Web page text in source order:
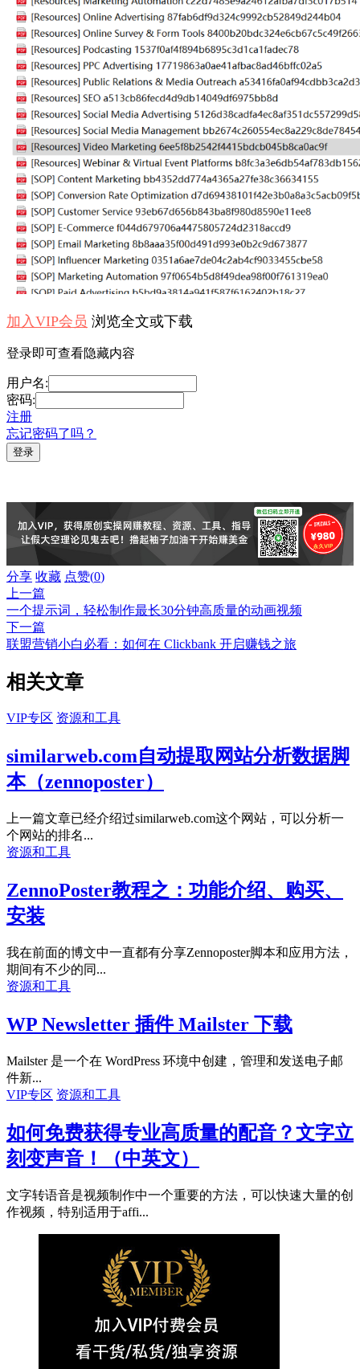
加入VIP会员 浏览全文或下载
登录即可查看隐藏内容
用户名:
密码:
注册
忘记密码了吗？
分享 收藏 点赞(0)
上一篇
一个提示词，轻松制作最长30分钟高质量的动画视频
下一篇
联盟营销小白必看：如何在 Clickbank 开启赚钱之旅
相关文章
VIP专区 资源和工具
similarweb.com自动提取网站分析数据脚
本（zennoposter）
上一篇文章已经介绍过similarweb.com这个网站，可以分析一
个网站的排名...
资源和工具
ZennoPoster教程之：功能介绍、购买、
安装
我在前面的博文中一直都有分享Zennoposter脚本和应用方法，
期间有不少的同...
资源和工具
WP Newsletter 插件 Mailster 下载
Mailster 是一个在 WordPress 环境中创建，管理和发送电子邮
件新...
VIP专区 资源和工具
如何免费获得专业高质量的配音？文字立
刻变声音！（中英文）
文字转语音是视频制作中一个重要的方法，可以快速大量的创
作视频，特别适用于affi...